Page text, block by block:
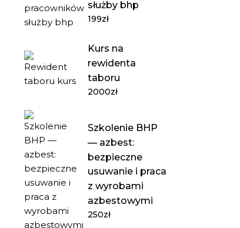
służby bhp
199zł
Kurs na
rewidenta
taboru
2000zł
Szkolenie BHP
— azbest:
bezpieczne
usuwanie i praca
z wyrobami
azbestowymi
250zł